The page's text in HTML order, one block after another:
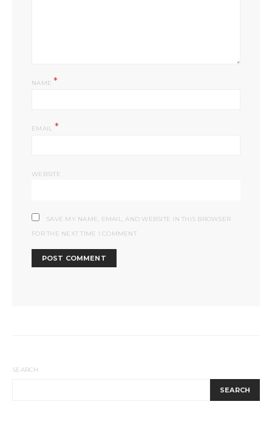
NAME*
EMAIL *
WEBSITE
SAVE MY NAME, EMAIL, AND WEBSITE IN THIS BROWSER
FOR THE NEXT TIME I COMMENT.
SEARCH
SEARCH